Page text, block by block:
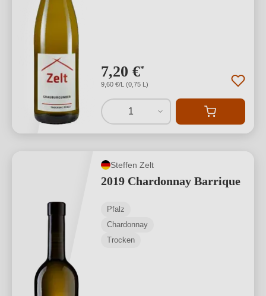
7,20 €*
9,60 €/L (0,75 L)
1
Steffen Zelt
2019 Chardonnay Barrique
Pfalz
Chardonnay
Trocken